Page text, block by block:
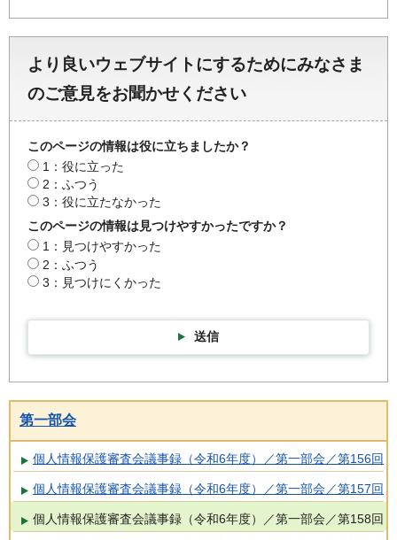
より良いウェブサイトにするためにみなさま
のご意見をお聞かせください
このページの情報は役に立ちましたか？
1：役に立った
2：ふつう
3：役に立たなかった
このページの情報は見つけやすかったですか？
1：見つけやすかった
2：ふつう
3：見つけにくかった
送信
第一部会
個人情報保護審査会議事録（令和6年度）／第一部会／第156回
個人情報保護審査会議事録（令和6年度）／第一部会／第157回
個人情報保護審査会議事録（令和6年度）／第一部会／第158回